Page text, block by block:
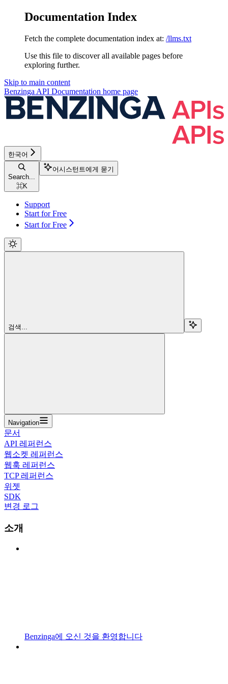
Documentation Index
Fetch the complete documentation index at: /llms.txt
Use this file to discover all available pages before
exploring further.
Skip to main content
Benzinga API Documentation home page
한국어
Search...
⌘K
어시스턴트에게 묻기
Support
Start for Free
Start for Free
검색...
Navigation
문서
API 레퍼런스
웹소켓 레퍼런스
웹훅 레퍼런스
TCP 레퍼런스
위젯
SDK
변경 로그
소개
Benzinga에 오신 것을 환영합니다